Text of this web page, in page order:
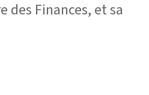
des Finances, et sa